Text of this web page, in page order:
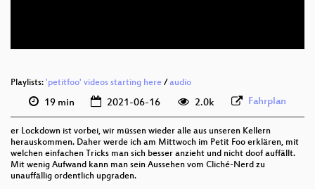
Playlists: 'petitfoo' videos starting here / audio
19 min 2021-06-16 2.0k Fahrplan
er Lockdown ist vorbei, wir müssen wieder alle aus unseren Kellern
herauskommen. Daher werde ich am Mittwoch im Petit Foo erklären, mit
welchen einfachen Tricks man sich besser anzieht und nicht doof auffällt.
Mit wenig Aufwand kann man sein Aussehen vom Cliché-Nerd zu
unauffällig ordentlich upgraden.